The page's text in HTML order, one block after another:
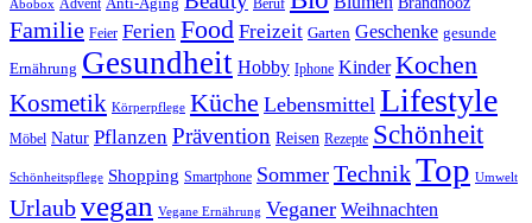
Abobox Advent Beruf
Familie Feier Ferien Food Freizeit Garten Geschenke gesunde
Ernährung Gesundheit Hobby Iphone Kinder Kochen
Kosmetik Körperpflege Küche Lebensmittel Lifestyle
Möbel Natur Pflanzen Prävention Reisen Rezepte Schönheit
Schönheitspflege Shopping Smartphone Sommer TechnikTop Umwelt
Urlaubvegan Vegane Ernährung Veganer Weihnachten